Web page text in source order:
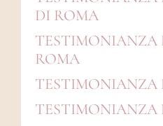
DI ROMA
TESTIMONIANZA
ROMA
TESTIMONIANZA
TESTIMONIANZA